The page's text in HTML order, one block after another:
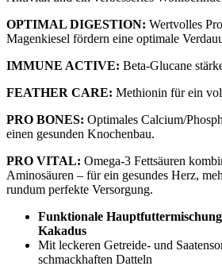
OPTIMAL DIGESTION: Wertvolles
Magenkiesel fördern eine optimale
IMMUNE ACTIVE: Beta-Glucane
FEATHER CARE: Methionin für ein
PRO BONES: Optimales Calcium/
einen gesunden Knochenbau.
PRO VITAL: Omega-3 Fettsäuren
Aminosäuren – für ein gesundes Herz,
rundum perfekte Versorgung.
Funktionale
Kakadus
Mit leckeren Getreide- und
schmackhaften Datteln